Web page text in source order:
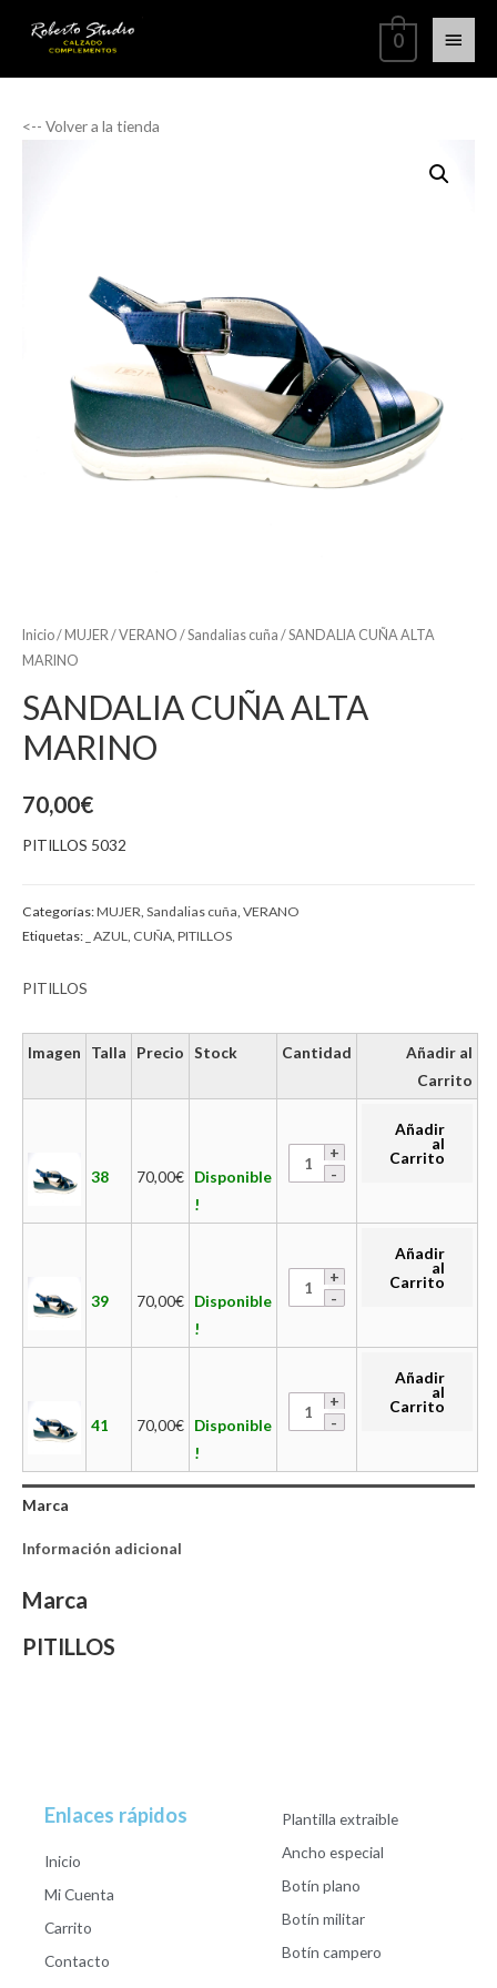
0
<-- Volver a la tienda
Inicio/ MUJER /VERANO /Sandalias cuña / SANDALIA CUÑA ALTA
MARINO
SANDALIA CUÑA ALTA
MARINO
70,00€
PITILLOS 5032
Categorías:MUJER Sandalias cuña VERANO
Etiquetas: _ AZUL CUÑA PITILLOS
PITILLOS
Imagen Talla Precio Stock Cantidad
Añadir al
Carrito
38 70,00€ Disponible
!
Añadir
al
Carrito
39 70,00€ Disponible
!
Añadir
al
Carrito
41 70,00€ Disponible
!
Añadir
al
Carrito
Marca
Información adicional
Marca
PITILLOS
Enlaces rápidos
Inicio
Mi Cuenta
Carrito
Contacto
Plantilla extraible
Ancho especial
Botín plano
Botín militar
Botín campero